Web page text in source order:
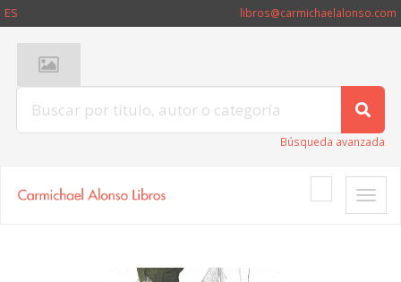
ES libros@carmichaelalonso.com
Búsqueda avanzada
Toggle